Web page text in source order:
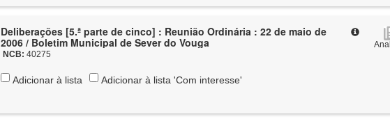
Deliberações [5.ª parte de cinco] : Reunião Ordinária : 22 de maio de
2006 / Boletim Municipal de Sever do Vouga
NCB:40275
Adicionar à lista Adicionar à lista 'Com interesse'